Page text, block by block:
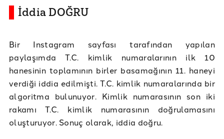
İddia DOĞRU
Bir Instagram sayfası tarafından yapılan
paylaşımda T.C. kimlik numaralarının ilk 10
hanesinin toplamının birler basamağının 11. haneyi
verdiği iddia edilmişti. T.C. kimlik numaralarında bir
algoritma bulunuyor. Kimlik numarasının son iki
rakamı T.C. kimlik numarasının doğrulamasını
oluşturuyor. Sonuç olarak, iddia doğru.